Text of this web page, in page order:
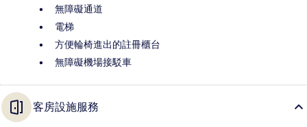
無障礙通道
電梯
方便輪椅進出的註冊櫃台
無障礙機場接駁車
客房設施服務